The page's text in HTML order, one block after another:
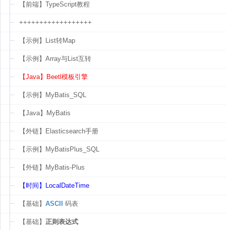
【前端】TypeScript教程
++++++++++++++++++
【示例】List转Map
【示例】Array与List互转
【Java】Beetl模板引擎
【示例】MyBatis_SQL
【Java】MyBatis
【外链】Elasticsearch手册
【示例】MyBatisPlus_SQL
【外链】MyBatis-Plus
【时间】LocalDateTime
【基础】 ASCII 码表
【基础】 正则表达式